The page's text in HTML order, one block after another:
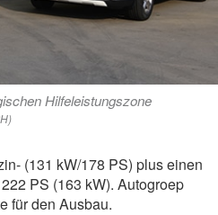
Hilfeleistungszone
(131 kW/178 PS) plus einen
PS (163 kW). Autogroep
für den Ausbau.